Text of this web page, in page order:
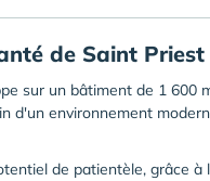
de Saint Priest
sur un bâtiment de 1 600
d'un environnement
de patientèle, grâce